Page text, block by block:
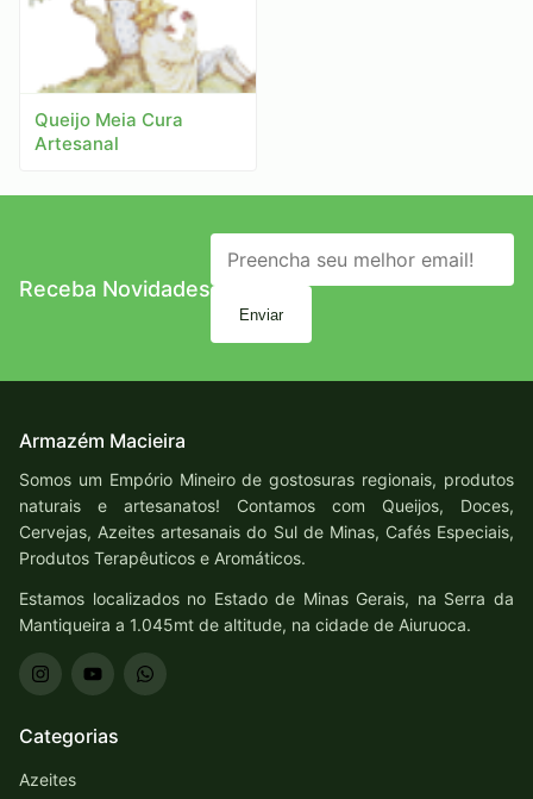
Queijo Meia Cura
Artesanal
Receba Novidades
Enviar
Armazém Macieira
Somos um Empório Mineiro de gostosuras regionais, produtos
naturais e artesanatos! Contamos com Queijos, Doces,
Cervejas, Azeites artesanais do Sul de Minas, Cafés Especiais,
Produtos Terapêuticos e Aromáticos.
Estamos localizados no Estado de Minas Gerais, na Serra da
Mantiqueira a 1.045mt de altitude, na cidade de Aiuruoca.
Categorias
Azeites